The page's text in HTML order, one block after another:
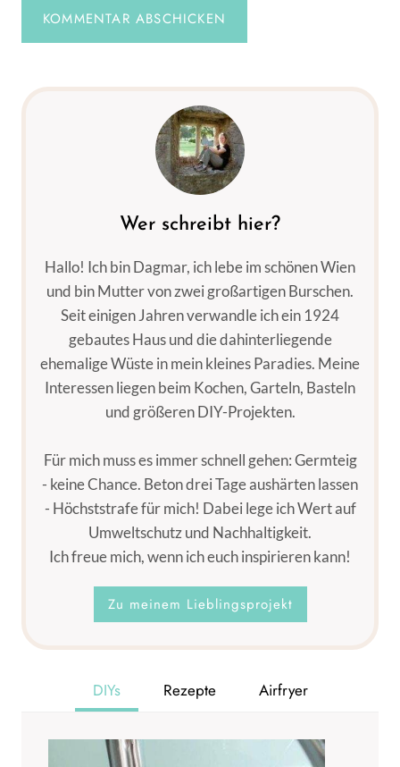
Wer schreibt hier?
Hallo! Ich bin Dagmar, ich lebe im schönen Wien
und bin Mutter von zwei großartigen Burschen.
Seit einigen Jahren verwandle ich ein 1924
gebautes Haus und die dahinterliegende
ehemalige Wüste in mein kleines Paradies. Meine
Interessen liegen beim Kochen, Garteln, Basteln
und größeren DIY-Projekten.
Für mich muss es immer schnell gehen: Germteig
- keine Chance. Beton drei Tage aushärten lassen
- Höchststrafe für mich! Dabei lege ich Wert auf
Umweltschutz und Nachhaltigkeit.
Ich freue mich, wenn ich euch inspirieren kann!
Zu meinem Lieblingsprojekt
DIYs Rezepte Airfryer